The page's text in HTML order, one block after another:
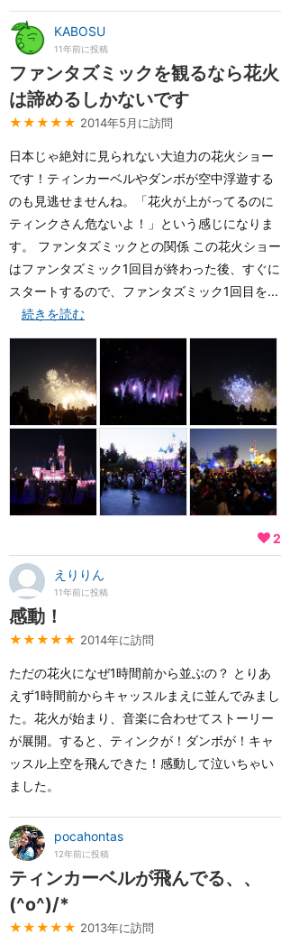
KABOSU
11年前に投稿
ファンタズミックを観るなら花火
は諦めるしかないです
★★★★★ 2014年5月に訪問
日本じゃ絶対に見られない大迫力の花火ショー
です！ティンカーベルやダンボが空中浮遊する
のも見逃せませんね。「花火が上がってるのに
ティンクさん危ないよ！」という感じになりま
す。 ファンタズミックとの関係 この花火ショー
はファンタズミック1回目が終わった後、すぐに
スタートするので、ファンタズミック1回目を...
続きを読む
2
えりりん
11年前に投稿
感動！
★★★★★ 2014年に訪問
ただの花火になぜ1時間前から並ぶの？ とりあ
えず1時間前からキャッスルまえに並んでみまし
た。花火が始まり、音楽に合わせてストーリー
が展開。すると、ティンクが！ダンボが！キャ
ッスル上空を飛んできた！感動して泣いちゃい
ました。
pocahontas
12年前に投稿
ティンカーベルが飛んでる、、
(^o^)/*
★★★★★ 2013年に訪問